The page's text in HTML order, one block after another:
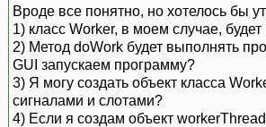
Вроде все понятно, но хотелось бы
1) класс Worker, в моем случае,
2) Метод doWork будет выполнять
GUI запускаем программу?
3) Я могу создать объект класса
сигналами и слотами?
4) Если я создам объект